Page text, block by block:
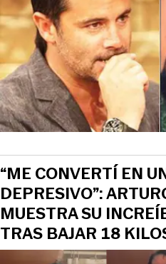
“ME CONVERTÍ EN
DEPRESIVO”:
MUESTRA SU
TRAS BAJAR 18